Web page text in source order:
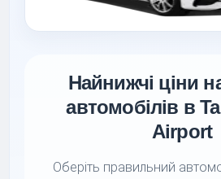
Найнижчі ціни
автомобілів в
Airport
Оберіть правильний